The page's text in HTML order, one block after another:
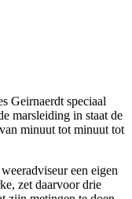
Geirnaerdt speciaal
marsleiding in staat de
minuut tot minuut tot
een eigen
zet daarvoor drie